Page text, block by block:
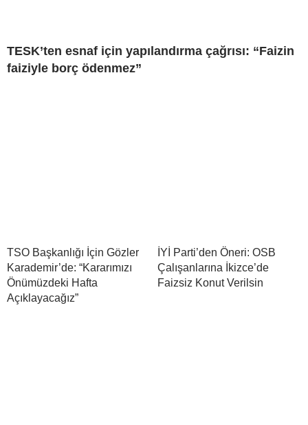
TESK’ten esnaf için yapılandırma çağrısı: “Faizin
faiziyle borç ödenmez”
TSO Başkanlığı İçin Gözler
Karademir’de: “Kararımızı
Önümüzdeki Hafta
Açıklayacağız”
İYİ Parti’den Öneri: OSB
Çalışanlarına İkizce’de
Faizsiz Konut Verilsin